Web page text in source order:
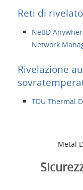
Metal
Reti di
NetID
Network
Rivelazione
TDU Thermal